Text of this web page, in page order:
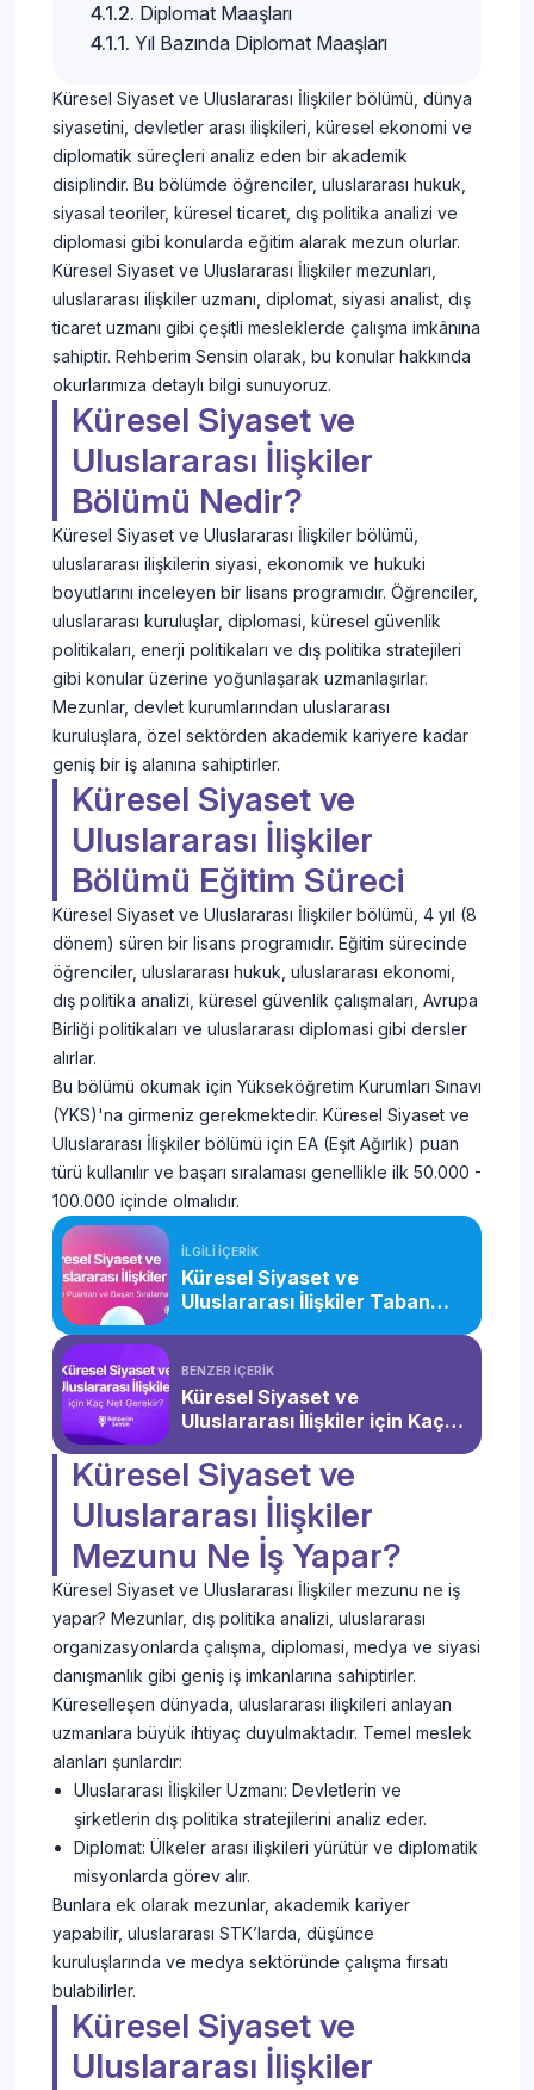
Diplomat Maaşları
Yıl Bazında Diplomat Maaşları
Küresel Siyaset ve Uluslararası İlişkiler bölümü, dünya
siyasetini, devletler arası ilişkileri, küresel ekonomi ve
diplomatik süreçleri analiz eden bir akademik
disiplindir. Bu bölümde öğrenciler, uluslararası hukuk,
siyasal teoriler, küresel ticaret, dış politika analizi ve
diplomasi gibi konularda eğitim alarak mezun olurlar.
Küresel Siyaset ve Uluslararası İlişkiler mezunları,
uluslararası ilişkiler uzmanı, diplomat, siyasi analist, dış
ticaret uzmanı gibi çeşitli mesleklerde çalışma imkânına
sahiptir. Rehberim Sensin olarak, bu konular hakkında
okurlarımıza detaylı bilgi sunuyoruz.
Küresel Siyaset ve
Uluslararası İlişkiler
Bölümü Nedir?
Küresel Siyaset ve Uluslararası İlişkiler bölümü,
uluslararası ilişkilerin siyasi, ekonomik ve hukuki
boyutlarını inceleyen bir lisans programıdır. Öğrenciler,
uluslararası kuruluşlar, diplomasi, küresel güvenlik
politikaları, enerji politikaları ve dış politika stratejileri
gibi konular üzerine yoğunlaşarak uzmanlaşırlar.
Mezunlar, devlet kurumlarından uluslararası
kuruluşlara, özel sektörden akademik kariyere kadar
geniş bir iş alanına sahiptirler.
Küresel Siyaset ve
Uluslararası İlişkiler
Bölümü Eğitim Süreci
Küresel Siyaset ve Uluslararası İlişkiler bölümü, 4 yıl (8
dönem) süren bir lisans programıdır. Eğitim sürecinde
öğrenciler, uluslararası hukuk, uluslararası ekonomi,
dış politika analizi, küresel güvenlik çalışmaları, Avrupa
Birliği politikaları ve uluslararası diplomasi gibi dersler
alırlar.
Bu bölümü okumak için Yükseköğretim Kurumları Sınavı
(YKS)'na girmeniz gerekmektedir. Küresel Siyaset ve
Uluslararası İlişkiler bölümü için EA (Eşit Ağırlık) puan
türü kullanılır ve başarı sıralaması genellikle ilk 50.000 -
100.000 içinde olmalıdır.
İLGİLİ İÇERİK
Küresel Siyaset ve
Uluslararası İlişkiler Taban
BENZER İÇERİK
Küresel Siyaset ve
Uluslararası İlişkiler için Kaç
Küresel Siyaset ve
Uluslararası İlişkiler
Mezunu Ne İş Yapar?
Küresel Siyaset ve Uluslararası İlişkiler mezunu ne iş
yapar? Mezunlar, dış politika analizi, uluslararası
organizasyonlarda çalışma, diplomasi, medya ve siyasi
danışmanlık gibi geniş iş imkanlarına sahiptirler.
Küreselleşen dünyada, uluslararası ilişkileri anlayan
uzmanlara büyük ihtiyaç duyulmaktadır. Temel meslek
alanları şunlardır:
Uluslararası İlişkiler Uzmanı: Devletlerin ve
şirketlerin dış politika stratejilerini analiz eder.
Diplomat: Ülkeler arası ilişkileri yürütür ve diplomatik
misyonlarda görev alır.
Bunlara ek olarak mezunlar, akademik kariyer
yapabilir, uluslararası STK’larda, düşünce
kuruluşlarında ve medya sektöründe çalışma fırsatı
bulabilirler.
Küresel Siyaset ve
Uluslararası İlişkiler